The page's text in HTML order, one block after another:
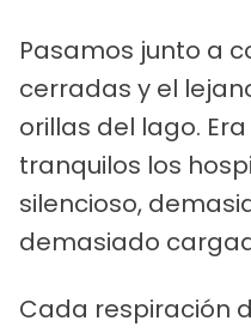
Pasamos junto a
cerradas y el
orillas del lago.
tranquilos los
silencioso,
demasiado
Cada respiración